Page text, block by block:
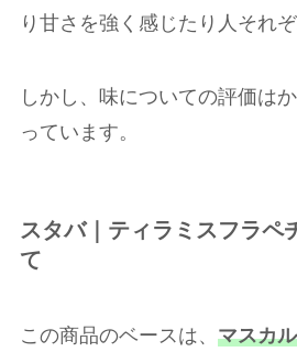
り甘さを強く感じたり人それぞ
しかし、味についての評価は
っています。
スタバ｜ティラミスフラペ
て
この商品のベースは、 マスカ